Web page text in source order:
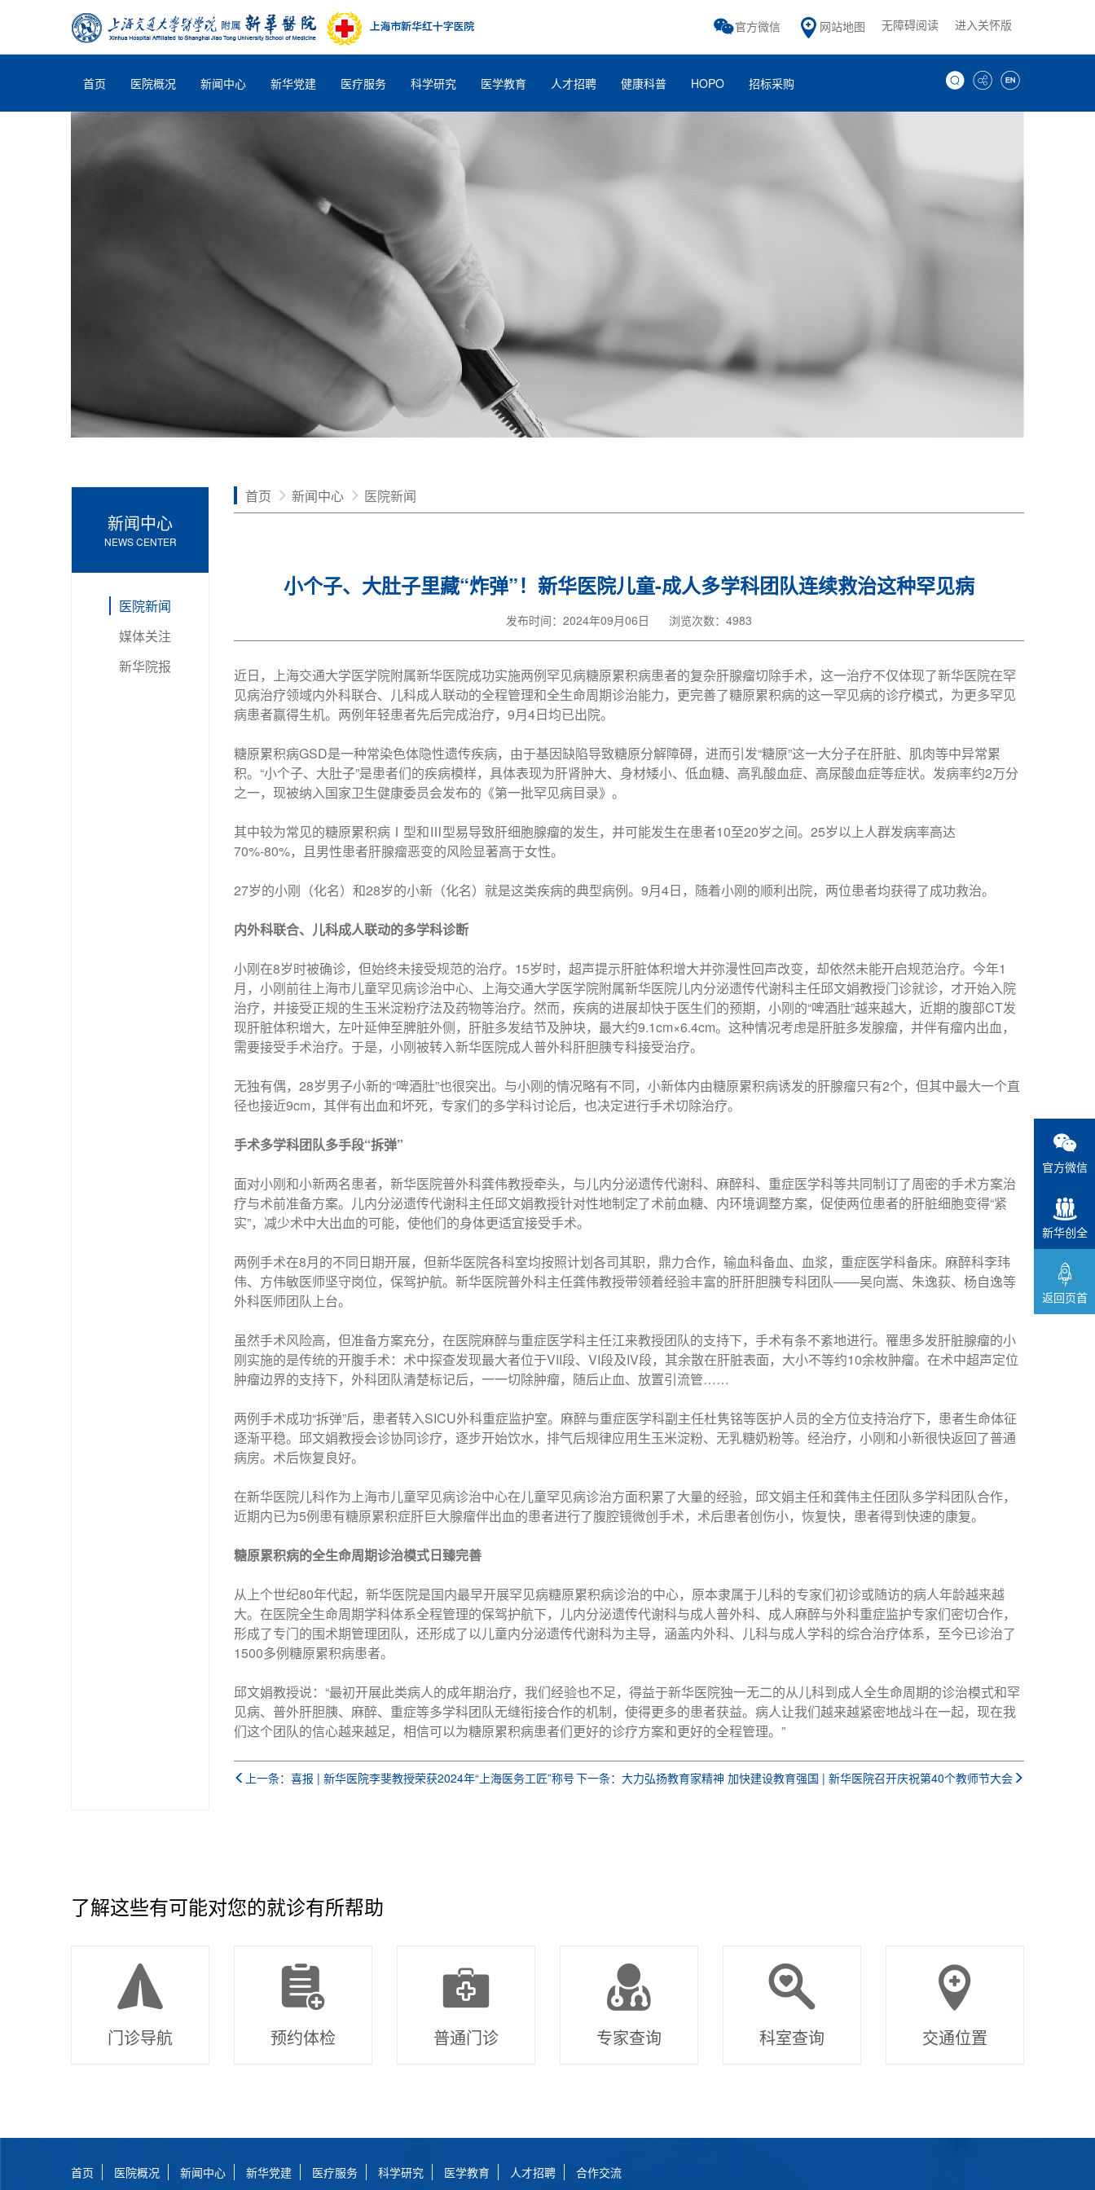
官方微信
新华创全
返回页首
官方微信 网站地图 无障碍阅读 进入关怀版
首页 医院概况 新闻中心 新华党建 医疗服务 科学研究 医学教育 人才招聘 健康科普 HOPO 招标采购
新闻中心
NEWS CENTER
医院新闻
媒体关注
新华院报
首页 新闻中心 医院新闻
小个子、大肚子里藏“炸弹”！新华医院儿童-成人多学科团队连续救治这种罕见病
发布时间：2024年09月06日 浏览次数：4983
近日，上海交通大学医学院附属新华医院成功实施两例罕见病糖原累积病患者的复杂肝腺瘤切除手术，这一治疗不仅体现了新华医院在罕
见病治疗领域内外科联合、儿科成人联动的全程管理和全生命周期诊治能力，更完善了糖原累积病的这一罕见病的诊疗模式，为更多罕见
病患者赢得生机。两例年轻患者先后完成治疗，9月4日均已出院。
糖原累积病GSD是一种常染色体隐性遗传疾病，由于基因缺陷导致糖原分解障碍，进而引发“糖原”这一大分子在肝脏、肌肉等中异常累
积。“小个子、大肚子”是患者们的疾病模样，具体表现为肝肾肿大、身材矮小、低血糖、高乳酸血症、高尿酸血症等症状。发病率约2万分
之一，现被纳入国家卫生健康委员会发布的《第一批罕见病目录》。
其中较为常见的糖原累积病Ⅰ型和Ⅲ型易导致肝细胞腺瘤的发生，并可能发生在患者10至20岁之间。25岁以上人群发病率高达
70%-80%，且男性患者肝腺瘤恶变的风险显著高于女性。
27岁的小刚（化名）和28岁的小新（化名）就是这类疾病的典型病例。9月4日，随着小刚的顺利出院，两位患者均获得了成功救治。
内外科联合、儿科成人联动的多学科诊断
小刚在8岁时被确诊，但始终未接受规范的治疗。15岁时，超声提示肝脏体积增大并弥漫性回声改变，却依然未能开启规范治疗。今年1
月，小刚前往上海市儿童罕见病诊治中心、上海交通大学医学院附属新华医院儿内分泌遗传代谢科主任邱文娟教授门诊就诊，才开始入院
治疗，并接受正规的生玉米淀粉疗法及药物等治疗。然而，疾病的进展却快于医生们的预期，小刚的“啤酒肚”越来越大，近期的腹部CT发
现肝脏体积增大，左叶延伸至脾脏外侧，肝脏多发结节及肿块，最大约9.1cm×6.4cm。这种情况考虑是肝脏多发腺瘤，并伴有瘤内出血，
需要接受手术治疗。于是，小刚被转入新华医院成人普外科肝胆胰专科接受治疗。
无独有偶，28岁男子小新的“啤酒肚”也很突出。与小刚的情况略有不同，小新体内由糖原累积病诱发的肝腺瘤只有2个，但其中最大一个直
径也接近9cm，其伴有出血和坏死，专家们的多学科讨论后，也决定进行手术切除治疗。
手术多学科团队多手段“拆弹”
面对小刚和小新两名患者，新华医院普外科龚伟教授牵头，与儿内分泌遗传代谢科、麻醉科、重症医学科等共同制订了周密的手术方案治
疗与术前准备方案。儿内分泌遗传代谢科主任邱文娟教授针对性地制定了术前血糖、内环境调整方案，促使两位患者的肝脏细胞变得“紧
实”，减少术中大出血的可能，使他们的身体更适宜接受手术。
两例手术在8月的不同日期开展，但新华医院各科室均按照计划各司其职，鼎力合作，输血科备血、血浆，重症医学科备床。麻醉科李玮
伟、方伟敏医师坚守岗位，保驾护航。新华医院普外科主任龚伟教授带领着经验丰富的肝肝胆胰专科团队——吴向嵩、朱逸荻、杨自逸等
外科医师团队上台。
虽然手术风险高，但准备方案充分，在医院麻醉与重症医学科主任江来教授团队的支持下，手术有条不紊地进行。罹患多发肝脏腺瘤的小
刚实施的是传统的开腹手术：术中探查发现最大者位于VII段、VI段及IV段，其余散在肝脏表面，大小不等约10余枚肿瘤。在术中超声定位
肿瘤边界的支持下，外科团队清楚标记后，一一切除肿瘤，随后止血、放置引流管……
两例手术成功“拆弹”后，患者转入SICU外科重症监护室。麻醉与重症医学科副主任杜隽铭等医护人员的全方位支持治疗下，患者生命体征
逐渐平稳。邱文娟教授会诊协同诊疗，逐步开始饮水，排气后规律应用生玉米淀粉、无乳糖奶粉等。经治疗，小刚和小新很快返回了普通
病房。术后恢复良好。
在新华医院儿科作为上海市儿童罕见病诊治中心在儿童罕见病诊治方面积累了大量的经验，邱文娟主任和龚伟主任团队多学科团队合作，
近期内已为5例患有糖原累积症肝巨大腺瘤伴出血的患者进行了腹腔镜微创手术，术后患者创伤小，恢复快，患者得到快速的康复。
糖原累积病的全生命周期诊治模式日臻完善
从上个世纪80年代起，新华医院是国内最早开展罕见病糖原累积病诊治的中心，原本隶属于儿科的专家们初诊或随访的病人年龄越来越
大。在医院全生命周期学科体系全程管理的保驾护航下，儿内分泌遗传代谢科与成人普外科、成人麻醉与外科重症监护专家们密切合作，
形成了专门的围术期管理团队，还形成了以儿童内分泌遗传代谢科为主导，涵盖内外科、儿科与成人学科的综合治疗体系，至今已诊治了
1500多例糖原累积病患者。
邱文娟教授说：“最初开展此类病人的成年期治疗，我们经验也不足，得益于新华医院独一无二的从儿科到成人全生命周期的诊治模式和罕
见病、普外肝胆胰、麻醉、重症等多学科团队无缝衔接合作的机制，使得更多的患者获益。病人让我们越来越紧密地战斗在一起，现在我
们这个团队的信心越来越足，相信可以为糖原累积病患者们更好的诊疗方案和更好的全程管理。”
上一条：喜报 | 新华医院李斐教授荣获2024年“上海医务工匠”称号下一条：大力弘扬教育家精神 加快建设教育强国 | 新华医院召开庆祝第40个教师节大会
了解这些有可能对您的就诊有所帮助
门诊导航 预约体检 普通门诊 专家查询 科室查询 交通位置
首页 医院概况 新闻中心 新华党建 医疗服务 科学研究 医学教育 人才招聘 合作交流